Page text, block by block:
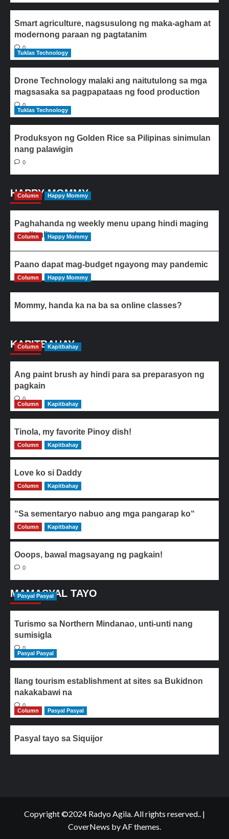
Smart agriculture, nagsusulong ng maka-agham at
modernong paraan ng pagtatanim
0
Tuklas Technology
Drone Technology malaki ang naitutulong sa mga
magsasaka sa pagpapataas ng food production
0
Tuklas Technology
Produksyon ng Golden Rice sa Pilipinas sinimulan
nang palawigin
0
HAPPY MOMMY
Column Happy Mommy
Paghahanda ng weekly menu upang hindi maging
paulit-ulit ang ulam
Column Happy Mommy
Paano dapat mag-budget ngayong may pandemic
Column Happy Mommy
Mommy, handa ka na ba sa online classes?
KAPITBAHAY
Column Kapitbahay
Ang paint brush ay hindi para sa preparasyon ng
pagkain
0
Column
Kapitbahay
Tinola, my favorite Pinoy dish!
0
Column Kapitbahay
Love ko si Daddy
0
Column Kapitbahay
“Sa sementaryo nabuo ang mga pangarap ko“
0
Column Kapitbahay
Ooops, bawal magsayang ng pagkain!
0
MAMASYAL TAYO
Pasyal Pasyal
Turismo sa Northern Mindanao, unti-unti nang
sumisigla
0
Pasyal Pasyal
Ilang tourism establishment at sites sa Bukidnon
nakakabawi na
0
Column
Pasyal Pasyal
Pasyal tayo sa Siquijor
Copyright ©2024 Radyo Agila. All rights reserved.. |
CoverNews by AF themes.